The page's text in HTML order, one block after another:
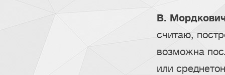
В.
считаю,
возможна
или